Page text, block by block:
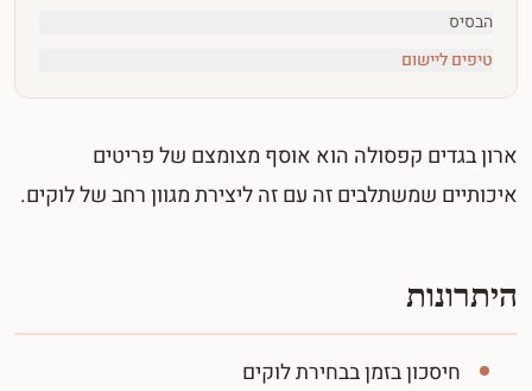
הבסיס
טיפים ליישום
ארון בגדים קפסולה הוא אוסף מצומצם של פריטים
איכותיים שמשתלבים זה עם זה ליצירת מגוון רחב של לוקים.
היתרונות
חיסכון בזמן בבחירת לוקים